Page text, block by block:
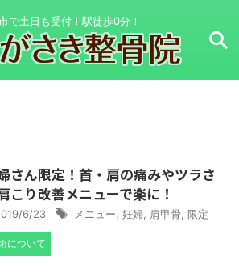
で土日も受付！駅徒歩0分！
さん限定！首・肩の痛みやツラさ
こり改善メニューで楽に！
6/23 メニュー 妊婦 肩甲骨 限定
について